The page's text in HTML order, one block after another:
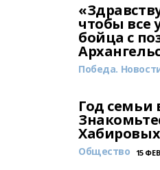
чтобы все
бойца с
Победа.
Год семьи
Хабировых
Общество 15